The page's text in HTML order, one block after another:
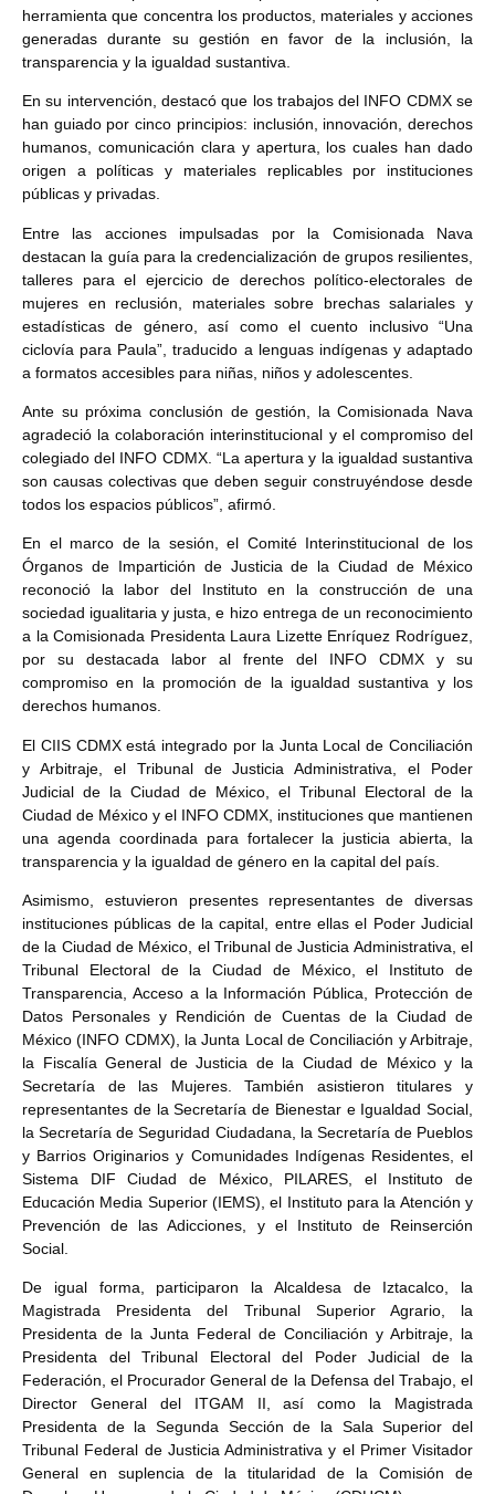
herramienta que concentra los productos, materiales y acciones
generadas durante su gestión en favor de la inclusión, la
transparencia y la igualdad sustantiva.
En su intervención, destacó que los trabajos del INFO CDMX se
han guiado por cinco principios: inclusión, innovación, derechos
humanos, comunicación clara y apertura, los cuales han dado
origen a políticas y materiales replicables por instituciones
públicas y privadas.
Entre las acciones impulsadas por la Comisionada Nava
destacan la guía para la credencialización de grupos resilientes,
talleres para el ejercicio de derechos político-electorales de
mujeres en reclusión, materiales sobre brechas salariales y
estadísticas de género, así como el cuento inclusivo “Una
ciclovía para Paula”, traducido a lenguas indígenas y adaptado
a formatos accesibles para niñas, niños y adolescentes.
Ante su próxima conclusión de gestión, la Comisionada Nava
agradeció la colaboración interinstitucional y el compromiso del
colegiado del INFO CDMX. “La apertura y la igualdad sustantiva
son causas colectivas que deben seguir construyéndose desde
todos los espacios públicos”, afirmó.
En el marco de la sesión, el Comité Interinstitucional de los
Órganos de Impartición de Justicia de la Ciudad de México
reconoció la labor del Instituto en la construcción de una
sociedad igualitaria y justa, e hizo entrega de un reconocimiento
a la Comisionada Presidenta Laura Lizette Enríquez Rodríguez,
por su destacada labor al frente del INFO CDMX y su
compromiso en la promoción de la igualdad sustantiva y los
derechos humanos.
El CIIS CDMX está integrado por la Junta Local de Conciliación
y Arbitraje, el Tribunal de Justicia Administrativa, el Poder
Judicial de la Ciudad de México, el Tribunal Electoral de la
Ciudad de México y el INFO CDMX, instituciones que mantienen
una agenda coordinada para fortalecer la justicia abierta, la
transparencia y la igualdad de género en la capital del país.
Asimismo, estuvieron presentes representantes de diversas
instituciones públicas de la capital, entre ellas el Poder Judicial
de la Ciudad de México, el Tribunal de Justicia Administrativa, el
Tribunal Electoral de la Ciudad de México, el Instituto de
Transparencia, Acceso a la Información Pública, Protección de
Datos Personales y Rendición de Cuentas de la Ciudad de
México (INFO CDMX), la Junta Local de Conciliación y Arbitraje,
la Fiscalía General de Justicia de la Ciudad de México y la
Secretaría de las Mujeres. También asistieron titulares y
representantes de la Secretaría de Bienestar e Igualdad Social,
la Secretaría de Seguridad Ciudadana, la Secretaría de Pueblos
y Barrios Originarios y Comunidades Indígenas Residentes, el
Sistema DIF Ciudad de México, PILARES, el Instituto de
Educación Media Superior (IEMS), el Instituto para la Atención y
Prevención de las Adicciones, y el Instituto de Reinserción
Social.
De igual forma, participaron la Alcaldesa de Iztacalco, la
Magistrada Presidenta del Tribunal Superior Agrario, la
Presidenta de la Junta Federal de Conciliación y Arbitraje, la
Presidenta del Tribunal Electoral del Poder Judicial de la
Federación, el Procurador General de la Defensa del Trabajo, el
Director General del ITGAM II, así como la Magistrada
Presidenta de la Segunda Sección de la Sala Superior del
Tribunal Federal de Justicia Administrativa y el Primer Visitador
General en suplencia de la titularidad de la Comisión de